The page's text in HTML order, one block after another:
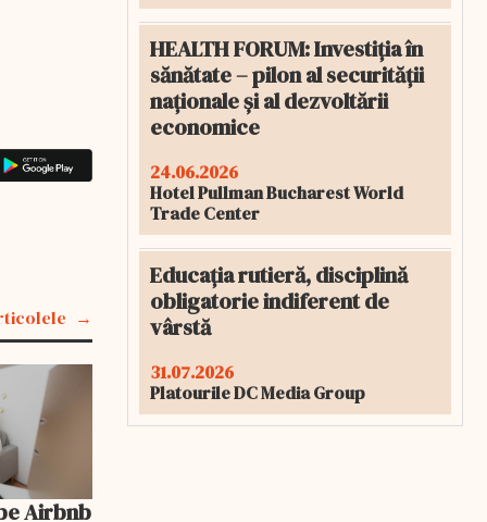
Airbnb
HEALTH FORUM: Investiția în
sănătate – pilon al securității
naționale și al dezvoltării
economice
24.06.2026
Hotel Pullman Bucharest World
Trade Center
Educația rutieră, disciplină
obligatorie indiferent de
vârstă
31.07.2026
Platourile DC Media Group